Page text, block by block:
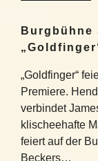
Burgbühne
„Goldfinger“
Premiere.
verbindet
klischeehafte
feiert auf der
Beckers…